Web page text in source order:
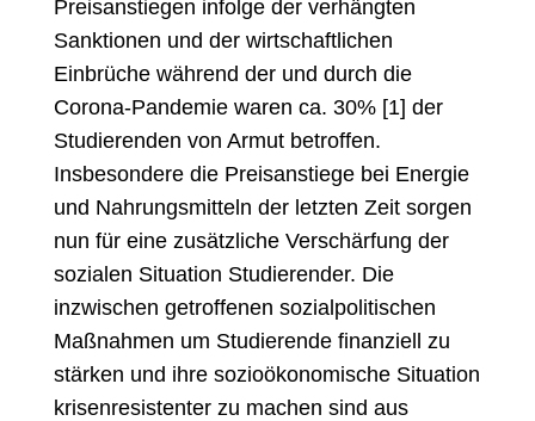
Preisanstiegen infolge der verhängten
Sanktionen und der wirtschaftlichen
Einbrüche während der und durch die
Corona-Pandemie waren ca. 30% [1] der
Studierenden von Armut betroffen.
Insbesondere die Preisanstiege bei Energie
und Nahrungsmitteln der letzten Zeit sorgen
nun für eine zusätzliche Verschärfung der
sozialen Situation Studierender. Die
inzwischen getroffenen sozialpolitischen
Maßnahmen um Studierende finanziell zu
stärken und ihre sozioökonomische Situation
krisenresistenter zu machen sind aus